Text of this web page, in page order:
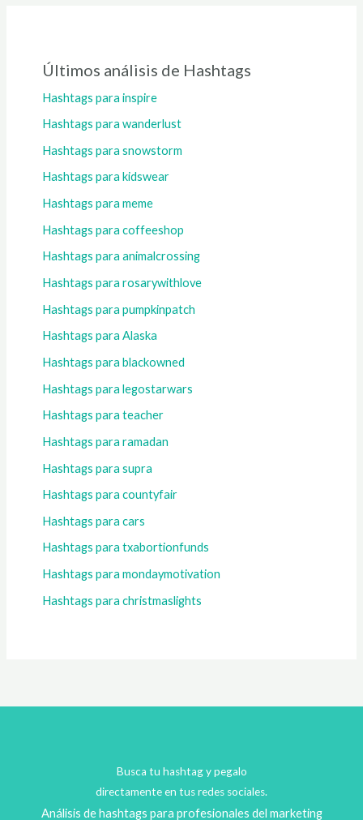
Últimos análisis de Hashtags
Hashtags para inspire
Hashtags para wanderlust
Hashtags para snowstorm
Hashtags para kidswear
Hashtags para meme
Hashtags para coffeeshop
Hashtags para animalcrossing
Hashtags para rosarywithlove
Hashtags para pumpkinpatch
Hashtags para Alaska
Hashtags para blackowned
Hashtags para legostarwars
Hashtags para teacher
Hashtags para ramadan
Hashtags para supra
Hashtags para countyfair
Hashtags para cars
Hashtags para txabortionfunds
Hashtags para mondaymotivation
Hashtags para christmaslights
Busca tu hashtag y pegalo
directamente en tus redes sociales.
Análisis de hashtags para profesionales del marketing